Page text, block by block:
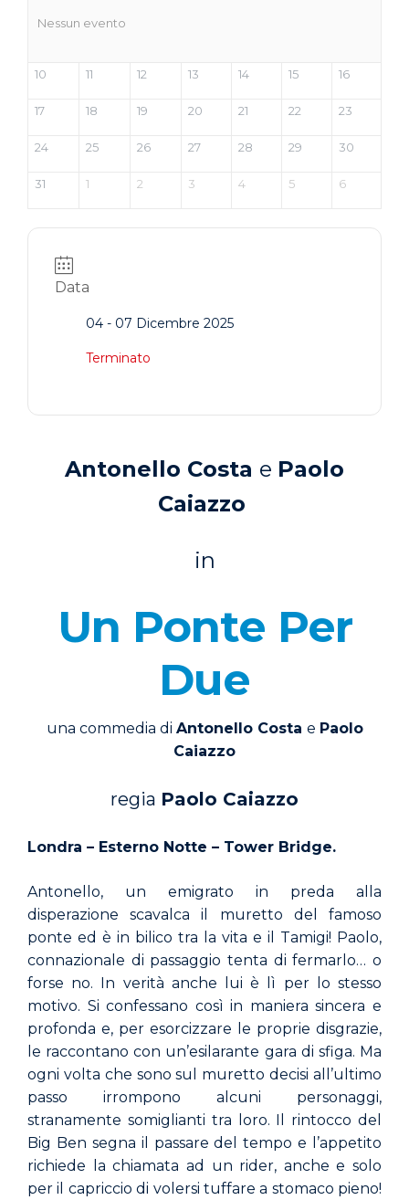
Nessun evento
10 11 12 13 14 15 16
17 18 19 20 21 22 23
24 25 26 27 28 29 30
31 1 2 3 4 5 6
Data
04 - 07 Dicembre 2025
Terminato
Antonello Costa e Paolo
Caiazzo
in
Un Ponte Per
Due
una commedia di Antonello Costa e Paolo
Caiazzo
regia Paolo Caiazzo
Londra – Esterno Notte – Tower Bridge.
Antonello, un emigrato in preda alla
disperazione scavalca il muretto del famoso
ponte ed è in bilico tra la vita e il Tamigi! Paolo,
connazionale di passaggio tenta di fermarlo… o
forse no. In verità anche lui è lì per lo stesso
motivo. Si confessano così in maniera sincera e
profonda e, per esorcizzare le proprie disgrazie,
le raccontano con un’esilarante gara di sfiga. Ma
ogni volta che sono sul muretto decisi all’ultimo
passo irrompono alcuni personaggi,
stranamente somiglianti tra loro. Il rintocco del
Big Ben segna il passare del tempo e l’appetito
richiede la chiamata ad un rider, anche e solo
per il capriccio di volersi tuffare a stomaco pieno!